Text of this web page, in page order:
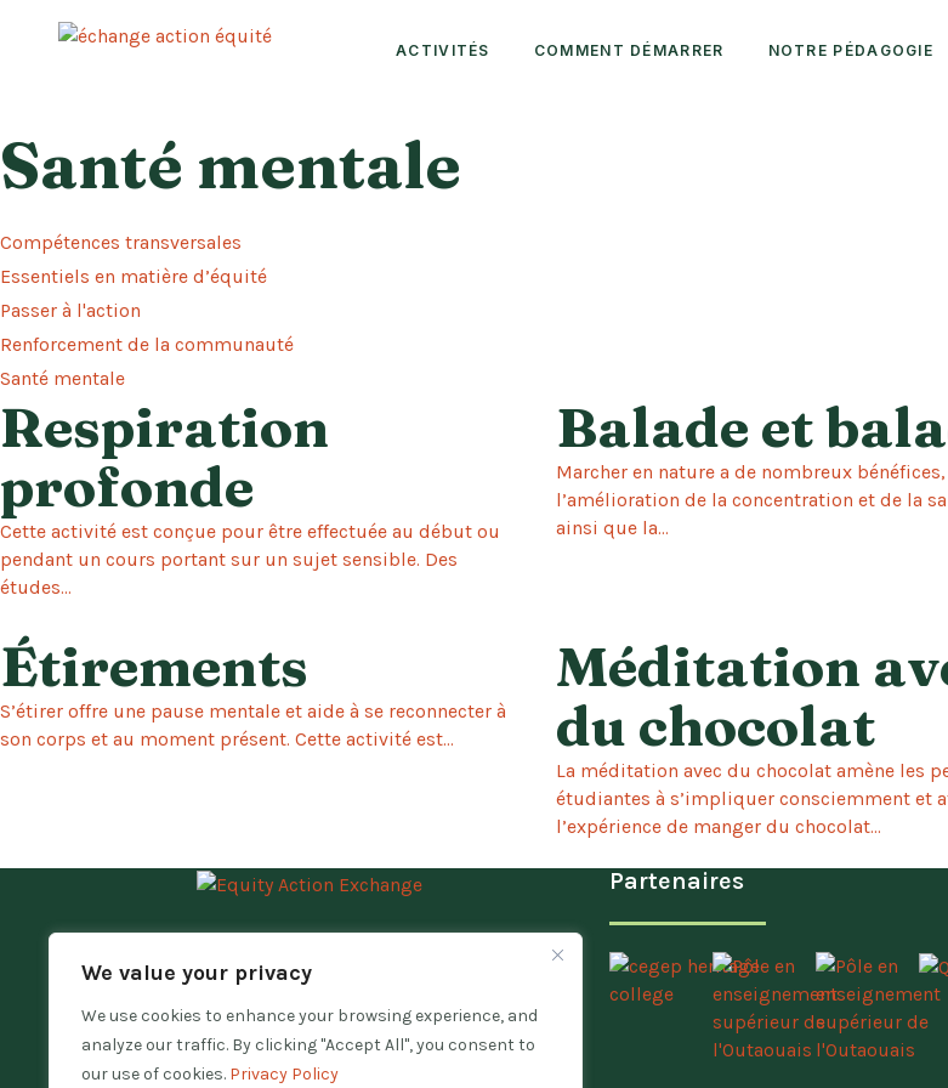
We value your privacy
We use cookies to enhance your browsing experience, and
analyze our traffic. By clicking "Accept All", you consent to
our use of cookies. Privacy Policy
ACTIVITÉS COMMENT DÉMARRER NOTRE PÉDAGOGIE
Santé mentale
Compétences transversales
Essentiels en matière d’équité
Passer à l'action
Renforcement de la communauté
Santé mentale
Respiration
profonde
Cette activité est conçue pour être effectuée au début ou
pendant un cours portant sur un sujet sensible. Des
études...
Balade et
Marcher en nature a de nombreux
l’amélioration de la concentration et de la
ainsi que la...
Étirements
S’étirer offre une pause mentale et aide à se reconnecter à
son corps et au moment présent. Cette activité est...
Méditation
du chocolat
La méditation avec du chocolat amène les
étudiantes à s’impliquer consciemment et
l’expérience de manger du chocolat...
d’étudiants de CEGEP, d’enseignants et
de membres de la communauté qui
vise à créer des salles de classe où tous
les étudiants peuvent s’épanouir. Pour
Partenaires